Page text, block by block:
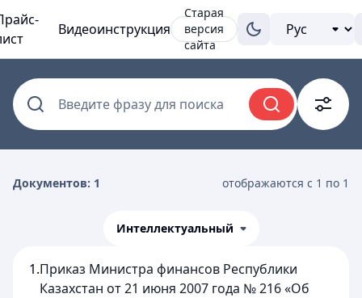
Видеоинструкция
Старая
версия
сайта
Введите фразу для поиска
Документов: 1 отображаются с 1 по 1
Интеллектуальный
1.Приказ Министра финансов Республики
Казахстан от 21 июня 2007 года № 216 «Об